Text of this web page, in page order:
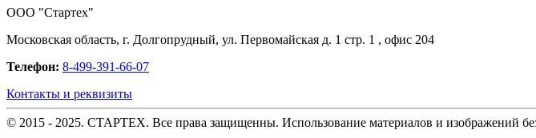
OOO "Стартех"
Московская область, г. Долгопрудный, ул. Первомайская д. 1 стр. 1 , офис 204
Телефон: 8-499-391-66-07
Контакты и реквизиты
© 2015 - 2025. СТАРТЕХ. Все права защищенны. Использование материалов и изображений